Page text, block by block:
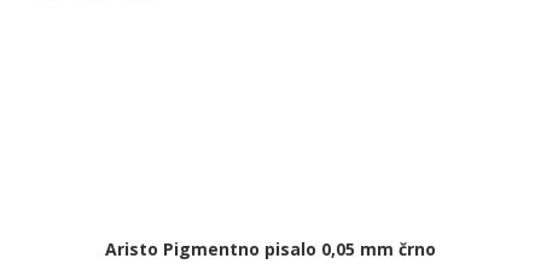
Aristo Pigmentno pisalo 0,05 mm črno